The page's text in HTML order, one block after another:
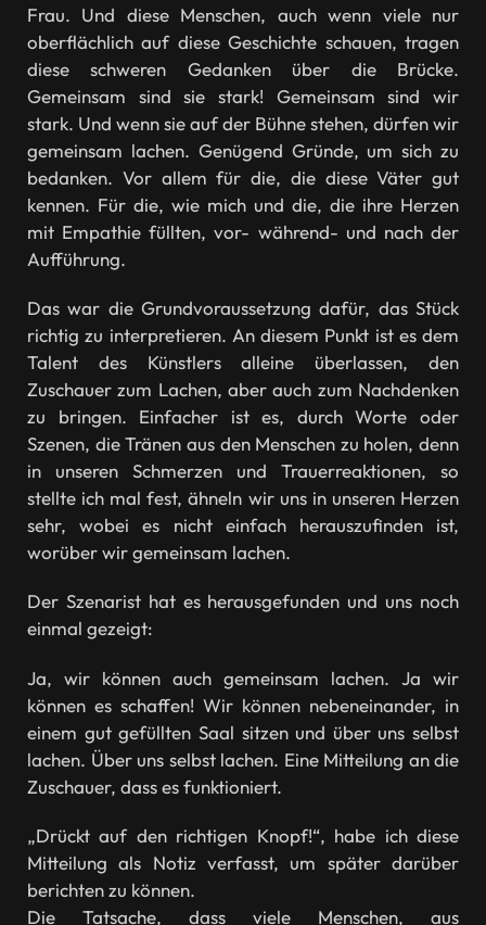
Frau. Und diese Menschen, auch wenn viele nur
oberflächlich auf diese Geschichte schauen, tragen
diese schweren Gedanken über die Brücke.
Gemeinsam sind sie stark! Gemeinsam sind wir
stark. Und wenn sie auf der Bühne stehen, dürfen wir
gemeinsam lachen. Genügend Gründe, um sich zu
bedanken. Vor allem für die, die diese Väter gut
kennen. Für die, wie mich und die, die ihre Herzen
mit Empathie füllten, vor- während- und nach der
Aufführung.
Das war die Grundvoraussetzung dafür, das Stück
richtig zu interpretieren. An diesem Punkt ist es dem
Talent des Künstlers alleine überlassen, den
Zuschauer zum Lachen, aber auch zum Nachdenken
zu bringen. Einfacher ist es, durch Worte oder
Szenen, die Tränen aus den Menschen zu holen, denn
in unseren Schmerzen und Trauerreaktionen, so
stellte ich mal fest, ähneln wir uns in unseren Herzen
sehr, wobei es nicht einfach herauszufinden ist,
worüber wir gemeinsam lachen.
Der Szenarist hat es herausgefunden und uns noch
einmal gezeigt:
Ja, wir können auch gemeinsam lachen. Ja wir
können es schaffen! Wir können nebeneinander, in
einem gut gefüllten Saal sitzen und über uns selbst
lachen. Über uns selbst lachen. Eine Mitteilung an die
Zuschauer, dass es funktioniert.
„Drückt auf den richtigen Knopf!“, habe ich diese
Mitteilung als Notiz verfasst, um später darüber
berichten zu können.
Die Tatsache, dass viele Menschen, aus